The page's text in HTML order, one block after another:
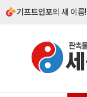
기프트인포의 새 이름!